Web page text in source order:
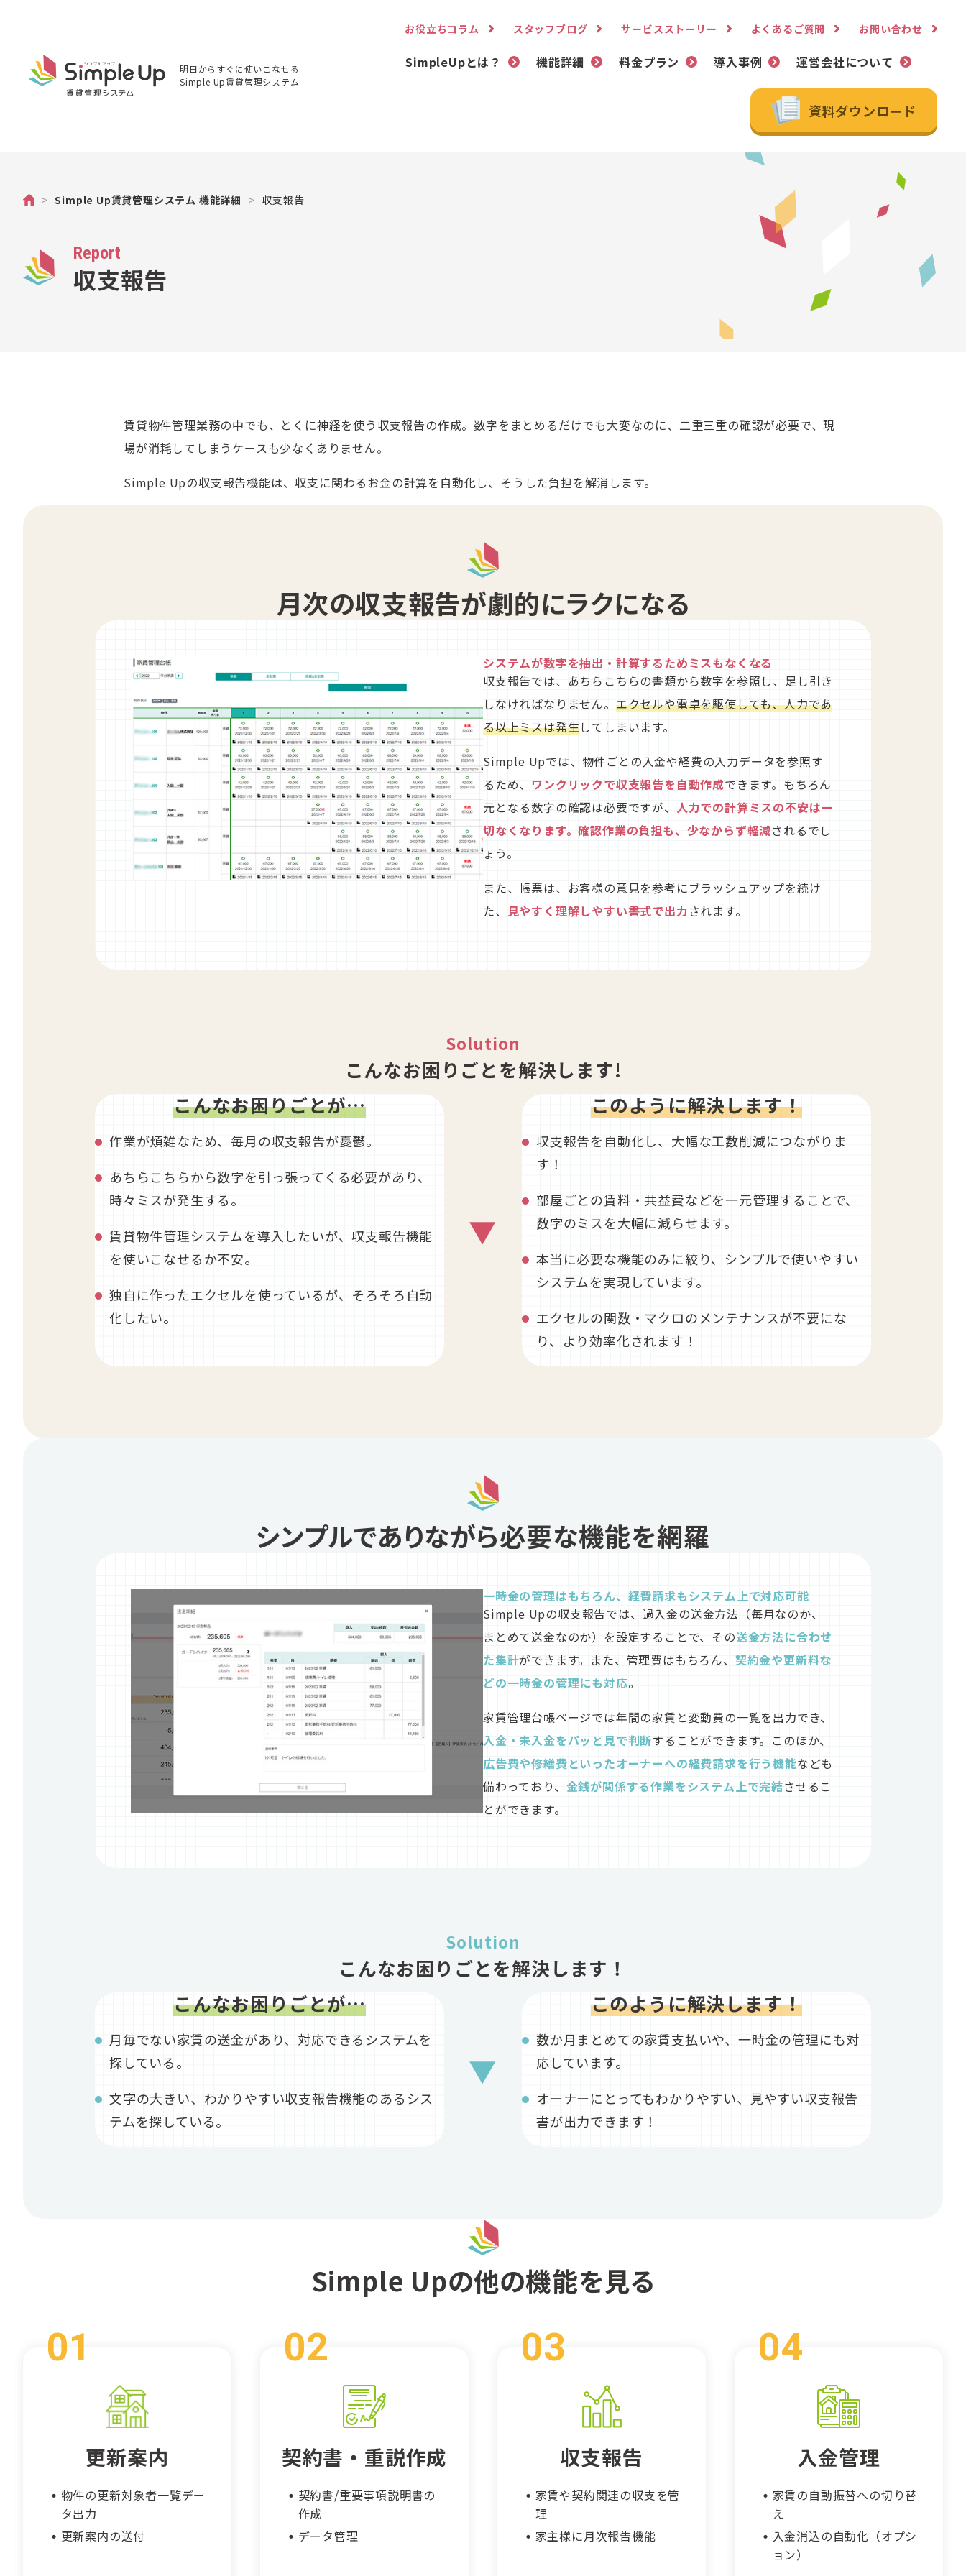
明日からすぐに使いこなせる
Simple Up賃貸管理システム
お役立ちコラム スタッフブログ サービスストーリー よくあるご質問 お問い合わせ
SimpleUpとは？ 機能詳細 料金プラン 導入事例 運営会社について
資料ダウンロード
不動産
管理の
アッ
プ）賃
貸物件
> Simple Up賃貸管理システム 機能詳細 > 収支報告
Report
収支報告
賃貸物件管理業務の中でも、とくに神経を使う収支報告の作成。数字をまとめるだけでも大変なのに、二重三重の確認が必要で、現
場が消耗してしまうケースも少なくありません。
Simple Upの収支報告機能は、収支に関わるお金の計算を自動化し、そうした負担を解消します。
月次の収支報告が劇的にラクになる
システムが数字を抽出・計算するためミスもなくなる
収支報告では、あちらこちらの書類から数字を参照し、足し引き
しなければなりません。 エクセルや電卓を駆使しても、人力であ
る以上ミスは発生してしまいます。
Simple Upでは、物件ごとの入金や経費の入力データを参照す
るため、 ワンクリックで収支報告を自動作成できます。もちろん
元となる数字の確認は必要ですが、 人力での計算ミスの不安は一
切なくなります。確認作業の負担も、少なからず軽減されるでし
ょう。
また、帳票は、お客様の意見を参考にブラッシュアップを続け
た、 見やすく理解しやすい書式で出力されます。
Solution
こんなお困りごとを解決します!
こんなお困りごとが…
作業が煩雑なため、毎月の収支報告が憂鬱。
あちらこちらから数字を引っ張ってくる必要があり、
時々ミスが発生する。
賃貸物件管理システムを導入したいが、収支報告機能
を使いこなせるか不安。
独自に作ったエクセルを使っているが、そろそろ自動
化したい。
▼
このように解決します！
収支報告を自動化し、大幅な工数削減につながりま
す！
部屋ごとの賃料・共益費などを一元管理することで、
数字のミスを大幅に減らせます。
本当に必要な機能のみに絞り、シンプルで使いやすい
システムを実現しています。
エクセルの関数・マクロのメンテナンスが不要にな
り、より効率化されます！
シンプルでありながら必要な機能を網羅
一時金の管理はもちろん、経費請求もシステム上で対応可能
Simple Upの収支報告では、過入金の送金方法（毎月なのか、
まとめて送金なのか）を設定することで、その送金方法に合わせ
た集計ができます。また、管理費はもちろん、 契約金や更新料な
どの一時金の管理にも対応。
家賃管理台帳ページでは年間の家賃と変動費の一覧を出力でき、
入金・未入金をパッと見で判断することができます。このほか、
広告費や修繕費といったオーナーへの経費請求を行う機能なども
備わっており、 金銭が関係する作業をシステム上で完結させるこ
とができます。
Solution
こんなお困りごとを解決します ！
こんなお困りごとが…
月毎でない家賃の送金があり、対応できるシステムを
探している。
文字の大きい、わかりやすい収支報告機能のあるシス
テムを探している。
▼
このように解決します！
数か月まとめての家賃支払いや、一時金の管理にも対
応しています。
オーナーにとってもわかりやすい、見やすい収支報告
書が出力できます！
Simple Upの他の機能を見る
更新案内
物件の更新対象者一覧デー
タ出力
更新案内の送付
契約書・重説作成
契約書/重要事項説明書の
作成
データ管理
収支報告
家賃や契約関連の収支を管
理
家主様に月次報告機能
入金管理
家賃の自動振替への切り替
え
入金消込の自動化（オプシ
ョン）